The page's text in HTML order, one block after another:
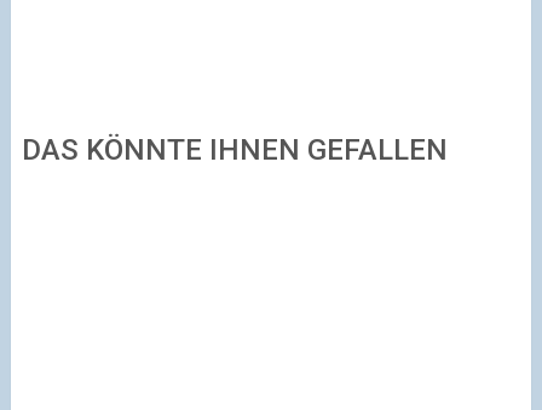
DAS KÖNNTE IHNEN GEFALLEN